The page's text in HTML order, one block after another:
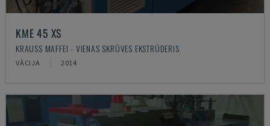
KME 45 XS
KRAUSS MAFFEI - VIENAS SKRŪVES EKSTRŪDERIS
VĀCIJA 2014